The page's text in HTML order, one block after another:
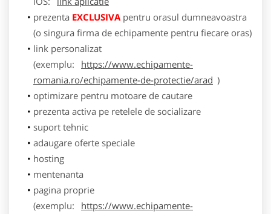
prezenta EXCLUSIVApentru orasul dumneavoastra
(o singura firma de echipamente pentru fiecare oras)
link personalizat
(exemplu:
https://www.echipamente-
romania.ro/echipamente-de-protectie/arad )
optimizare pentru motoare de cautare
prezenta activa pe retelele de socializare
suport tehnic
adaugare oferte speciale
hosting
mentenanta
pagina proprie
(exemplu:
https://www.echipamente-